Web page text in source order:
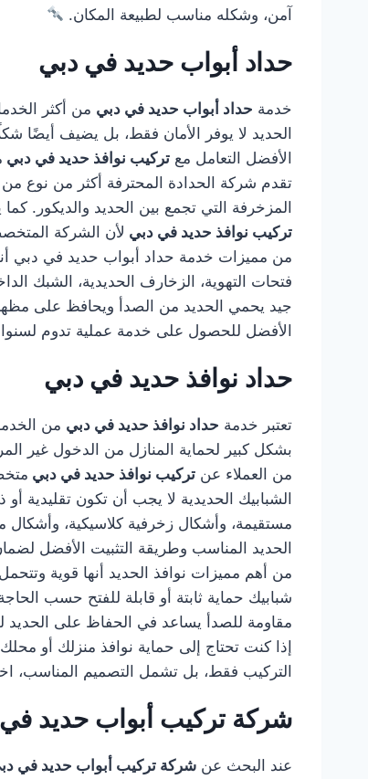
آمن، وشكله مناسب لطبيعة المكان.
حداد أبواب حديد في دبي
خدمة حداد أبواب حديد في دبي من أكثر
الحديد لا يوفر الأمان فقط، بل يضيف أيضًا
الأفضل التعامل مع تركيب نوافذ حديد في دبي
تقدم شركة الحدادة المحترفة أكثر من نوع من
المزخرفة التي تجمع بين الحديد والديكور.
تركيب نوافذ حديد في دبي لأن الشركة
من مميزات خدمة حداد أبواب حديد في دبي
فتحات التهوية، الزخارف الحديدية، الشبك
جيد يحمي الحديد من الصدأ ويحافظ على
الأفضل للحصول على خدمة عملية تدوم
حداد نوافذ حديد في دبي
تعتبر خدمة حداد نوافذ حديد في دبي من
بشكل كبير لحماية المنازل من الدخول غير
من العملاء عن تركيب نوافذ حديد في دبي
الشبابيك الحديدية لا يجب أن تكون
مستقيمة، وأشكال زخرفية كلاسيكية،
الحديد المناسب وطريقة التثبيت الأفضل
من أهم مميزات نوافذ الحديد أنها قوية
شبابيك حماية ثابتة أو قابلة للفتح حسب
مقاومة للصدأ يساعد في الحفاظ على الحديد
إذا كنت تحتاج إلى حماية نوافذ منزلك أو
التركيب فقط، بل تشمل التصميم المناسب،
شركة تركيب أبواب حديد
عند البحث عن شركة تركيب أبواب حديد في